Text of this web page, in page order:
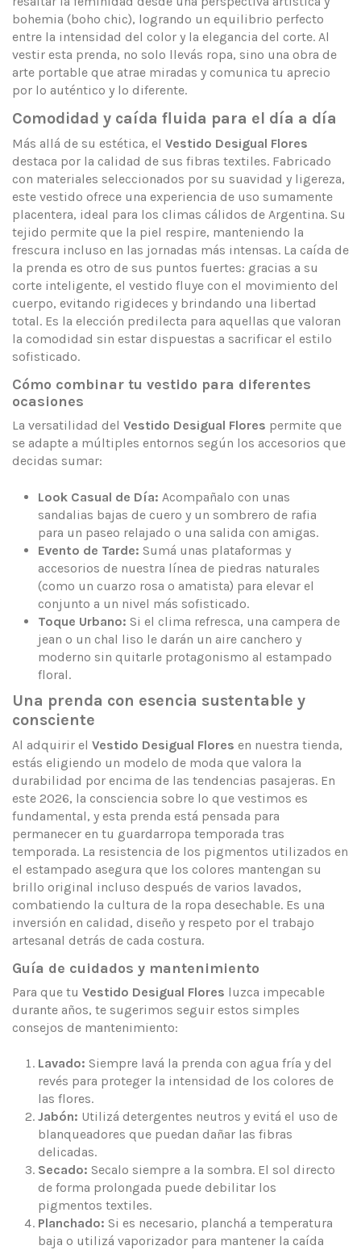
bohemia (boho chic), logrando un equilibrio perfecto
entre la intensidad del color y la elegancia del corte. Al
vestir esta prenda, no solo llevás ropa, sino una obra de
arte portable que atrae miradas y comunica tu aprecio
por lo auténtico y lo diferente.
Comodidad y caída fluida para el día a día
Más allá de su estética, el Vestido Desigual Flores
destaca por la calidad de sus fibras textiles. Fabricado
con materiales seleccionados por su suavidad y ligereza,
este vestido ofrece una experiencia de uso sumamente
placentera, ideal para los climas cálidos de Argentina. Su
tejido permite que la piel respire, manteniendo la
frescura incluso en las jornadas más intensas. La caída de
la prenda es otro de sus puntos fuertes: gracias a su
corte inteligente, el vestido fluye con el movimiento del
cuerpo, evitando rigideces y brindando una libertad
total. Es la elección predilecta para aquellas que valoran
la comodidad sin estar dispuestas a sacrificar el estilo
sofisticado.
Cómo combinar tu vestido para diferentes
ocasiones
La versatilidad del Vestido Desigual Flores permite que
se adapte a múltiples entornos según los accesorios que
decidas sumar:
Look Casual de Día: Acompañalo con unas
sandalias bajas de cuero y un sombrero de rafia
para un paseo relajado o una salida con amigas.
Evento de Tarde: Sumá unas plataformas y
accesorios de nuestra línea de piedras naturales
(como un cuarzo rosa o amatista) para elevar el
conjunto a un nivel más sofisticado.
Toque Urbano: Si el clima refresca, una campera de
jean o un chal liso le darán un aire canchero y
moderno sin quitarle protagonismo al estampado
floral.
Una prenda con esencia sustentable y
consciente
Al adquirir el Vestido Desigual Flores en nuestra tienda,
estás eligiendo un modelo de moda que valora la
durabilidad por encima de las tendencias pasajeras. En
este 2026, la consciencia sobre lo que vestimos es
fundamental, y esta prenda está pensada para
permanecer en tu guardarropa temporada tras
temporada. La resistencia de los pigmentos utilizados en
el estampado asegura que los colores mantengan su
brillo original incluso después de varios lavados,
combatiendo la cultura de la ropa desechable. Es una
inversión en calidad, diseño y respeto por el trabajo
artesanal detrás de cada costura.
Guía de cuidados y mantenimiento
Para que tu Vestido Desigual Flores luzca impecable
durante años, te sugerimos seguir estos simples
consejos de mantenimiento:
Lavado: Siempre lavá la prenda con agua fría y del
revés para proteger la intensidad de los colores de
las flores.
Jabón: Utilizá detergentes neutros y evitá el uso de
blanqueadores que puedan dañar las fibras
delicadas.
Secado: Secalo siempre a la sombra. El sol directo
de forma prolongada puede debilitar los
pigmentos textiles.
Planchado: Si es necesario, planchá a temperatura
baja o utilizá vaporizador para mantener la caída